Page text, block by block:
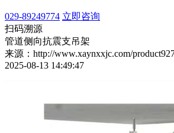
029-89249774 立即咨询
扫码溯源
管道侧向抗震支吊架
来源：http://www.xaynxxjc.com/
2025-08-13 14:49:47